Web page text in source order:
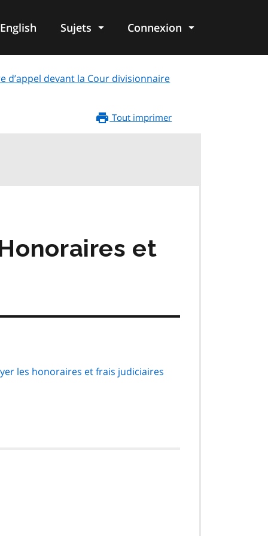
English Sujets Connexion
d’appel devant la Cour divisionnaire
Tout imprimer
et
les honoraires et frais judiciaires